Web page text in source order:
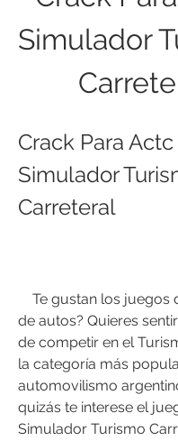
Simulador
Crack Para Actc
Simulador
Carreteral
de autos? Quieres
de competir en el
la categoría más
automovilismo
quizás te interese el
Simulador Turismo